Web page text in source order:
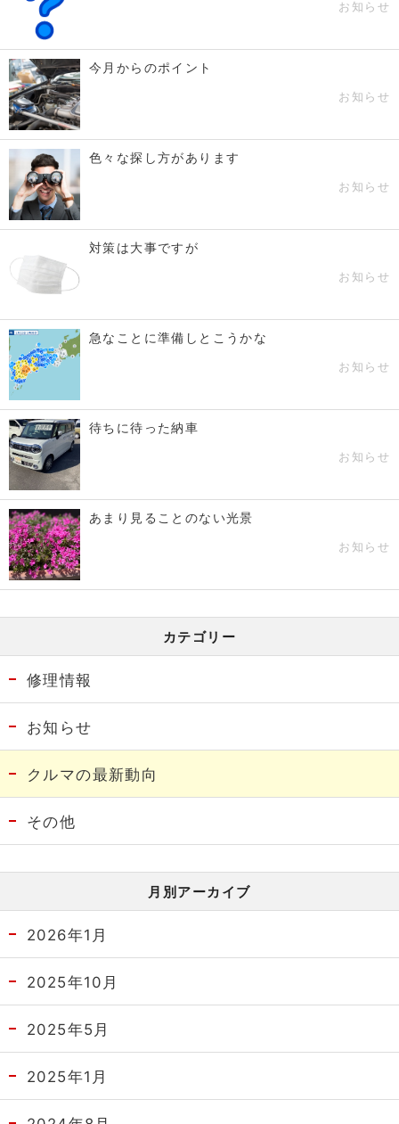
お知らせ
今月からのポイント
お知らせ
色々な探し方があります
お知らせ
対策は大事ですが
お知らせ
急なことに準備しとこうかな
お知らせ
待ちに待った納車
お知らせ
あまり見ることのない光景
お知らせ
カテゴリー
修理情報
お知らせ
クルマの最新動向
その他
月別アーカイブ
2026年1月
2025年10月
2025年5月
2025年1月